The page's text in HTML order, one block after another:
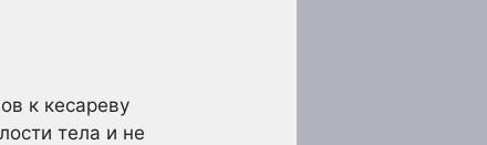
к кесареву
тела и не